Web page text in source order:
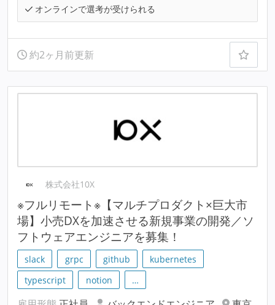
オンラインで選考が受けられる
約2ヶ月前更新
株式会社10X
※フルリモート※【マルチプロダクト×巨大市
場】小売DXを加速させる新規事業の開発／ソ
フトウェアエンジニアを募集！
slack grpc github
kubernetes
typescript
notion …